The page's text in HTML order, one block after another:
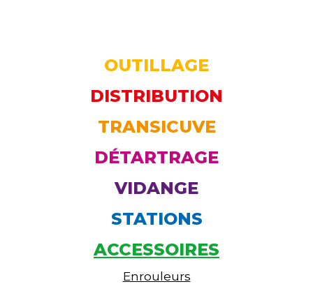
OUTILLAGE
DISTRIBUTION
TRANSICUVE
DÉTARTRAGE
VIDANGE
STATIONS
ACCESSOIRES
Enrouleurs